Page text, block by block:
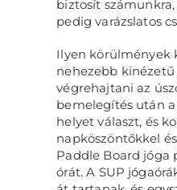
biztosít
pedig varázslatos
Ilyen körülmények
nehezebb
végrehajtani az
bemelegítés után
helyet választ, és
napköszöntőkkel
Paddle Board jóga
órát. A SUP